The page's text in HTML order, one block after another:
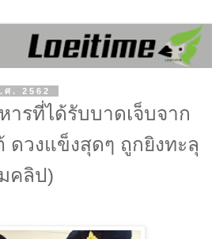
ศ. 2562
ารที่ได้รับบาดเจ็บจาก
ดวงแข็งสุดๆ ถูกยิงทะลุ
คลิป)